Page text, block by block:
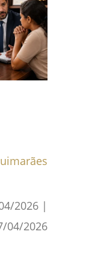
2026 |
04/2026